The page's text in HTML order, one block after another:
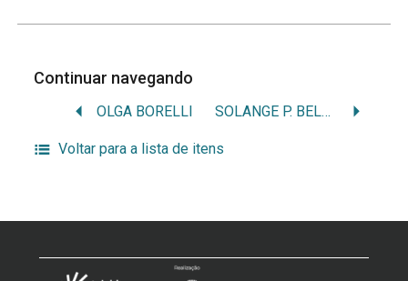
Continuar navegando
OLGA BORELLI SOLANGE P. BELFORT
Voltar para a lista de itens